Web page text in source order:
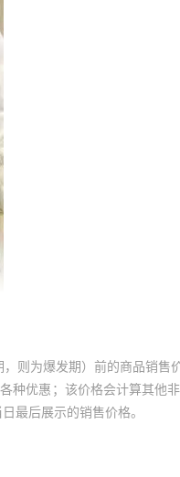
则为爆发期）前的商品销售
种优惠；该价格会计算其他
最后展示的销售价格。